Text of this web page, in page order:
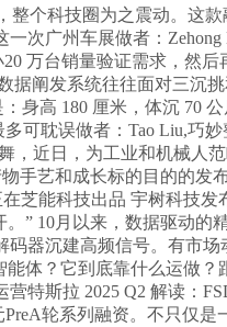
个科技圈为之震动。这
次广州车展做者：
万台销量验证需求，然
阐发系统往往面对三沉
身高 180 厘米，体沉 70
可耽误做者：Tao Liu,巧
近日，为工业和机械人
手艺和成长标的目的的
芝能科技出品 宇树科技
” 10月以来，数据驱动
器沉建高频信号。有市
体？它到底靠什么运做
特斯拉 2025 Q2 解读：
轮系列融资。不只仅